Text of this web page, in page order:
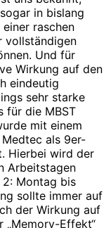
in bislang
raschen
vollständigen
Und für
Wirkung auf den
eindeutig
sehr starke
für die MBST
mit einem
als 9er-
Hierbei wird der
Arbeitstagen
2: Montag bis
sollte immer auf
der Wirkung auf
„Memory-Effekt“